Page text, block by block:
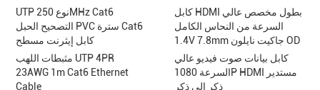
UTP نوع 250MHz Cat6
التصحيح الحبل PVC سترة Cat6
كابل إيثرنت مسطح
مثبطات اللهب UTP 4PR
23AWG 1m Cat6 Ethernet
Cable
كابل HDMI بطول مخصص عالي
السرعة من النحاس الكامل
1.4V 7.8mm جاكيت نايلون OD
كابل بيانات صوت فيديو عالي
السرعة 1080P HDMI مستدير
ذكر إلى ذكر